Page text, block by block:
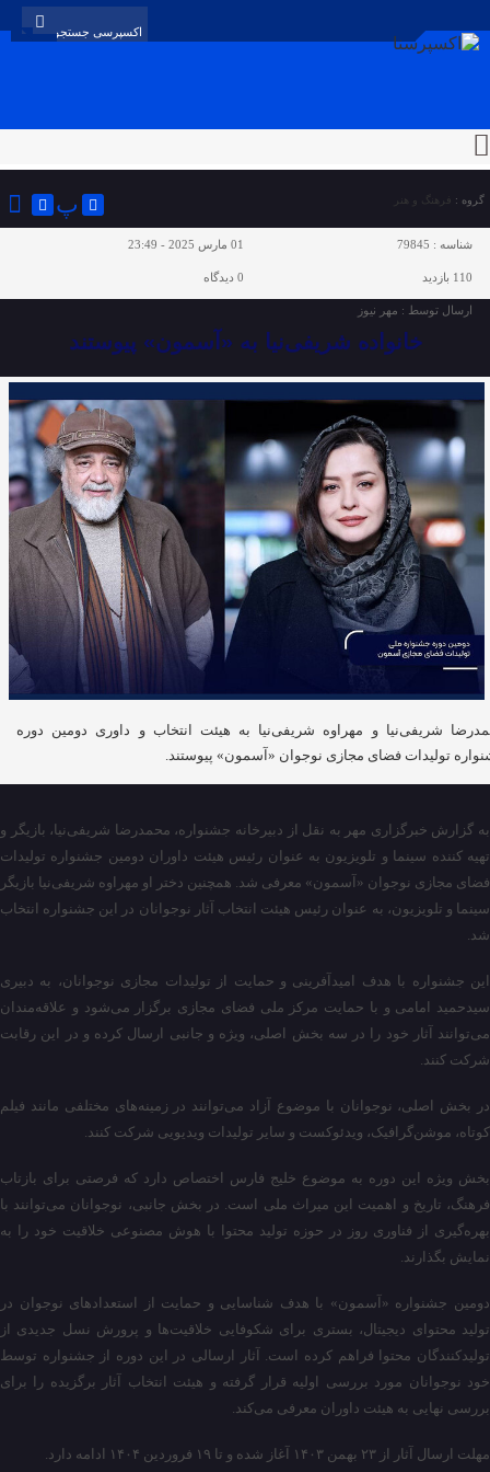
گروه : فرهنگ و هنر پ
شناسه : 79845 01 مارس 2025 - 23:49
110 بازدید 0 دیدگاه
ارسال توسط : مهر نیوز
خانواده شریفی‌نیا به «آسمون» پیوستند
شریفی‌نیا و مهراوه شریفی‌نیا به هیئت انتخاب و داوری دومین دوره
تولیدات فضای مجازی نوجوان «آسمون» پیوستند.
به گزارش خبرگزاری مهر به نقل از دبیرخانه جشنواره، محمدرضا شریفی‌نیا، بازیگر و
تهیه کننده سینما و تلویزیون به عنوان رئیس هیئت داوران دومین جشنواره تولیدات
فضای مجازی نوجوان «آسمون» معرفی شد. همچنین دختر او مهراوه شریفی‌نیا بازیگر
سینما و تلویزیون، به عنوان رئیس هیئت انتخاب آثار نوجوانان در این جشنواره انتخاب
شد.
این جشنواره با هدف امیدآفرینی و حمایت از تولیدات مجازی نوجوانان، به دبیری
سیدحمید امامی و با حمایت مرکز ملی فضای مجازی برگزار می‌شود و علاقه‌مندان
می‌توانند آثار خود را در سه بخش اصلی، ویژه و جانبی ارسال کرده و در این رقابت
شرکت کنند.
در بخش اصلی، نوجوانان با موضوع آزاد می‌توانند در زمینه‌های مختلفی مانند فیلم
کوتاه، موشن‌گرافیک، ویدئوکست و سایر تولیدات ویدیویی شرکت کنند.
بخش ویژه این دوره به موضوع خلیج فارس اختصاص دارد که فرصتی برای بازتاب
فرهنگ، تاریخ و اهمیت این میراث ملی است. در بخش جانبی، نوجوانان می‌توانند با
بهره‌گیری از فناوری روز در حوزه تولید محتوا با هوش مصنوعی خلاقیت خود را به
نمایش بگذارند.
دومین جشنواره «آسمون» با هدف شناسایی و حمایت از استعدادهای نوجوان در
تولید محتوای دیجیتال، بستری برای شکوفایی خلاقیت‌ها و پرورش نسل جدیدی از
تولیدکنندگان محتوا فراهم کرده است. آثار ارسالی در این دوره از جشنواره توسط
خود نوجوانان مورد بررسی اولیه قرار گرفته و هیئت انتخاب آثار برگزیده را برای
بررسی نهایی به هیئت داوران معرفی می‌کند.
مهلت ارسال آثار از ۲۳ بهمن ۱۴۰۳ آغاز شده و تا ۱۹ فروردین ۱۴۰۴ ادامه دارد.